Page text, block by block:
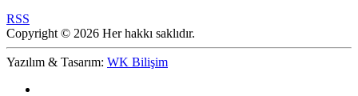
RSS
Copyright © 2026 Her hakkı saklıdır.
Yazılım & Tasarım: WK Bilişim